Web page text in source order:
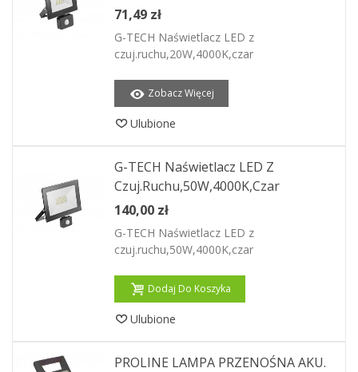
71,49 zł
G-TECH Naświetlacz LED z
czuj.ruchu,20W,4000K,czar
Zobacz Więcej
Ulubione
G-TECH Naświetlacz LED Z
Czuj.ruchu,50W,4000K,czar
140,00 zł
G-TECH Naświetlacz LED z
czuj.ruchu,50W,4000K,czar
Dodaj Do Koszyka
Ulubione
PROLINE LAMPA PRZENOŚNA AKU.